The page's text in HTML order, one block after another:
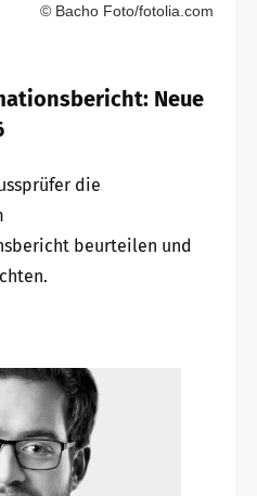
© Bacho Foto/fotolia.com
Neue
die
beurteilen und